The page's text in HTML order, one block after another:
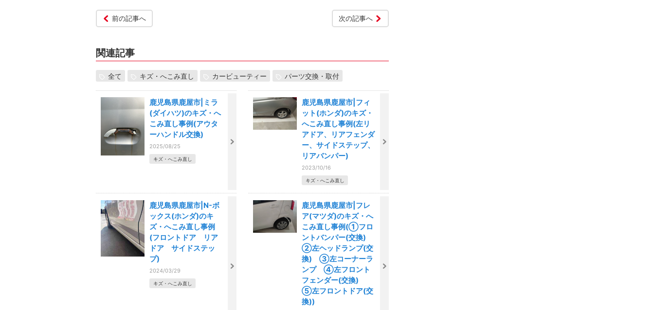
前の記事へ 次の記事へ
関連記事
全て キズ・へこみ直し カービューティー パーツ交換・取付
鹿児島県鹿屋市|ミラ
(ダイハツ)のキズ・へ
こみ直し事例(アウタ
ーハンドル交換)
2025/08/25
キズ・へこみ直し
鹿児島県鹿屋市|フィ
ット(ホンダ)のキズ・
へこみ直し事例(左リ
アドア、リアフェンダ
ー、サイドステップ、
リアバンパー)
2023/10/16
キズ・へこみ直し
鹿児島県鹿屋市|N-ボ
ックス(ホンダ)のキ
ズ・へこみ直し事例
(フロントドア リア
ドア サイドステッ
プ)
2024/03/29
キズ・へこみ直し
鹿児島県鹿屋市|フレ
ア(マツダ)のキズ・へ
こみ直し事例(①フロ
ントバンパー(交換)
②左ヘッドランプ(交
換) ③左コーナーラ
ンプ ④左フロント
フェンダー(交換)
⑤左フロントドア(交
換))